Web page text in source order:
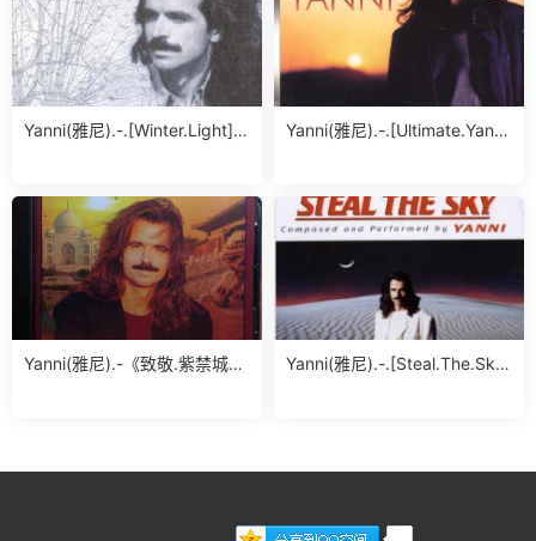
Yanni(雅尼).-.[Winter.Light].
Yanni(雅尼).-.[Ultimate.Yanni
Yanni(雅尼).-《致敬.紫禁城》.
Yanni(雅尼).-.[Steal.The.Sk